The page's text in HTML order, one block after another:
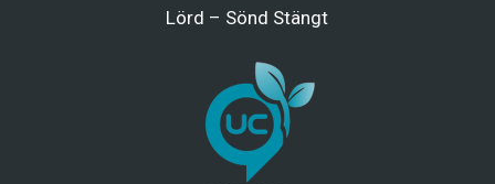
Lörd – Sönd Stängt